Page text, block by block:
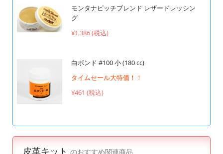
モンタナピッチブレンド レザードレッシン
グ
¥1,386 (税込)
白ボンド #100 小 (180 cc)
タイムセール大特価！！
¥461 (税込)
皮革キット のおすすめ関連商品